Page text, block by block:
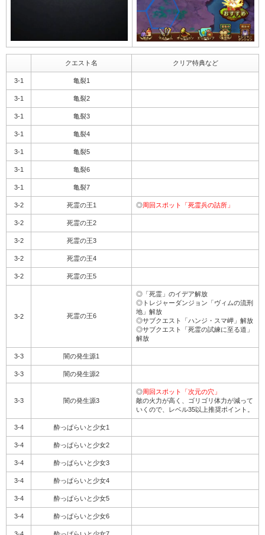
クエスト名 クリア特典など
3-1 亀裂1
3-1 亀裂2
3-1 亀裂3
3-1 亀裂4
3-1 亀裂5
3-1 亀裂6
3-1 亀裂7
3-2 死霊の王1 ◎周回スポット「死霊兵の詰所」
3-2 死霊の王2
3-2 死霊の王3
3-2 死霊の王4
3-2 死霊の王5
3-2 死霊の王6
◎「死霊」のイデア解放
◎トレジャーダンジョン「ヴィムの流刑
地」解放
◎サブクエスト「ハンジ・スマ岬」解放
◎サブクエスト「死霊の試練に至る道」
解放
3-3 闇の発生源1
3-3 闇の発生源2
3-3 闇の発生源3
◎周回スポット「次元の穴」
敵の火力が高く、ゴリゴリ体力が減って
いくので、レベル35以上推奨ポイント。
3-4 酔っぱらいと少女1
3-4 酔っぱらいと少女2
3-4 酔っぱらいと少女3
3-4 酔っぱらいと少女4
3-4 酔っぱらいと少女5
3-4 酔っぱらいと少女6